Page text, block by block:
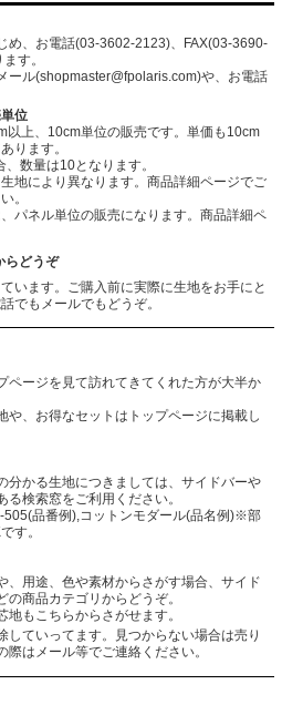
め、お電話(03-3602-2123)、FAX(03-3690-
す。
ール(shopmaster@fpolaris.com)や、お電話
位
以上、10cm単位の販売です。単価も10cm
ります。
数量は10となります。
地により異なります。商品詳細ページでご
。
パネル単位の販売になります。商品詳細ペ
らどうぞ
います。ご購入前に実際に生地をお手にと
でもメールでもどうぞ。
ページを見て訪れてきてくれた方が大半か
や、お得なセットはトップページに掲載し
分かる生地につきましては、サイドバーや
る検索窓をご利用ください。
505(品番例),コットンモダール(品名例)※部
す。
、用途、色や素材からさがす場合、サイド
の商品カテゴリからどうぞ。
地もこちらからさがせます。
ていってます。見つからない場合は売り
はメール等でご連絡ください。